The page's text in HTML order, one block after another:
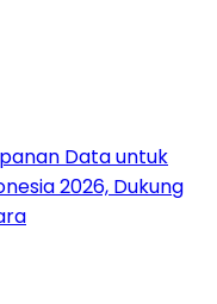
Data untuk
2026, Dukung